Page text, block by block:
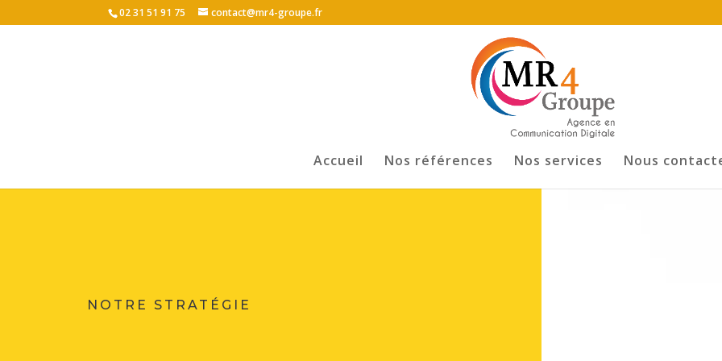
02 31 51 91 75 contact@mr4-groupe.fr
Accueil Nos références Nos services Nous
NOTRE STRATÉGIE